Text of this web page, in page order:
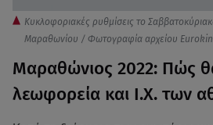
Κυκλοφοριακές ρυθμίσεις το
Μαραθωνίου / Φωτογραφία αρχείου
Μαραθώνιος 2022: Πώς
λεωφορεία και Ι.Χ. των